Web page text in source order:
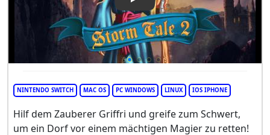
Play Video: Storm Tale 2
NINTENDO SWITCH MAC OS PC WINDOWS LINUX IOS IPHONE
Hilf dem Zauberer Griffri und greife zum Schwert,
um ein Dorf vor einem mächtigen Magier zu retten!